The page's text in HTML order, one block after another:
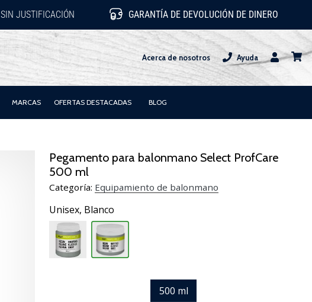
SIN JUSTIFICACIÓN GARANTÍA DE DEVOLUCIÓN DE DINERO
Acerca de nosotros
Ayuda
Usuario
MARCAS OFERTAS DESTACADAS BLOG
Pegamento para balonmano Select ProfCare
500 ml
Categoría: Equipamiento de balonmano
Unisex, Blanco
500 ml